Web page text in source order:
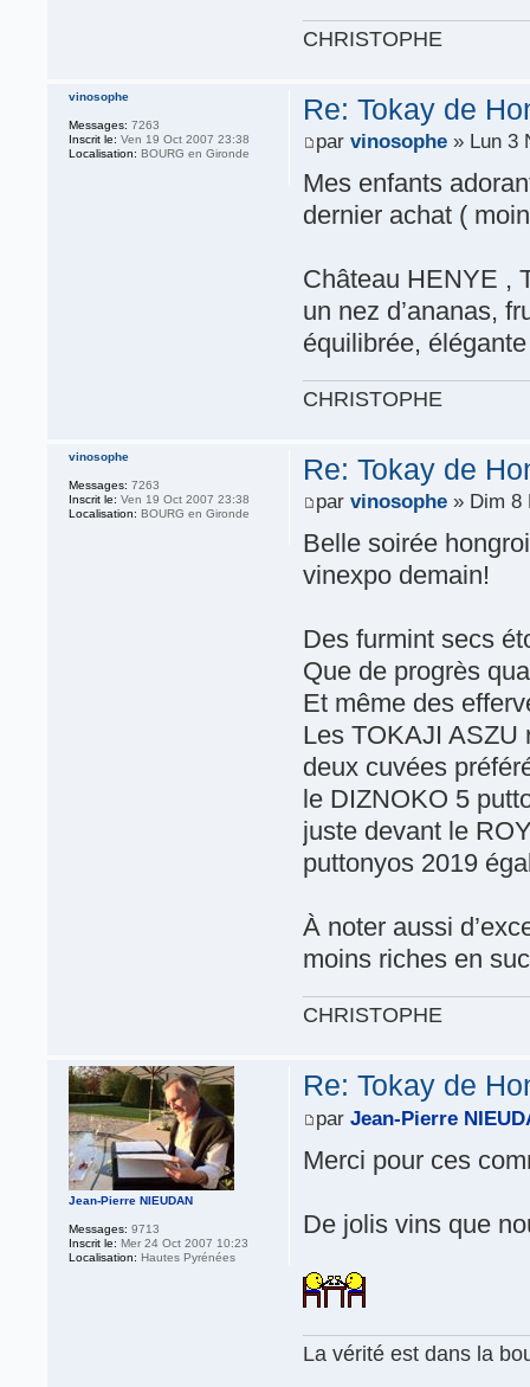
CHRISTOPHE
Re: Tokay de
parvinosophe » Lun 3
Mes enfants
dernier achat (
Château HENYE ,
un nez d’ananas,
équilibrée,
CHRISTOPHE
vinosophe
Messages: 7263
Inscrit le: Ven 19 Oct 2007 23:38
Localisation: BOURG en Gironde
Re: Tokay de
parvinosophe » Dim 8
Belle soirée
vinexpo demain!
Des furmint secs
Que de progrès
Et même des
Les TOKAJI ASZU
deux cuvées
le DIZNOKO 5
juste devant le
puttonyos 2019
À noter aussi
moins riches en
CHRISTOPHE
vinosophe
Messages: 7263
Inscrit le: Ven 19 Oct 2007 23:38
Localisation: BOURG en Gironde
Re: Tokay de
parJean-Pierre
Merci pour ces
De jolis vins que
La vérité est dans la
Jean-Pierre NIEUDAN
Messages: 9713
Inscrit le: Mer 24 Oct 2007 10:23
Localisation: Hautes Pyrénées